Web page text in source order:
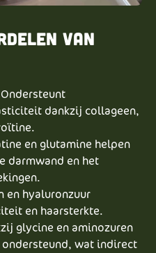
van
Ondersteunt
dankzij collageen,
en glutamine helpen
darmwand en het
en hyaluronzuur
en haarsterkte.
glycine en aminozuren
wat indirect